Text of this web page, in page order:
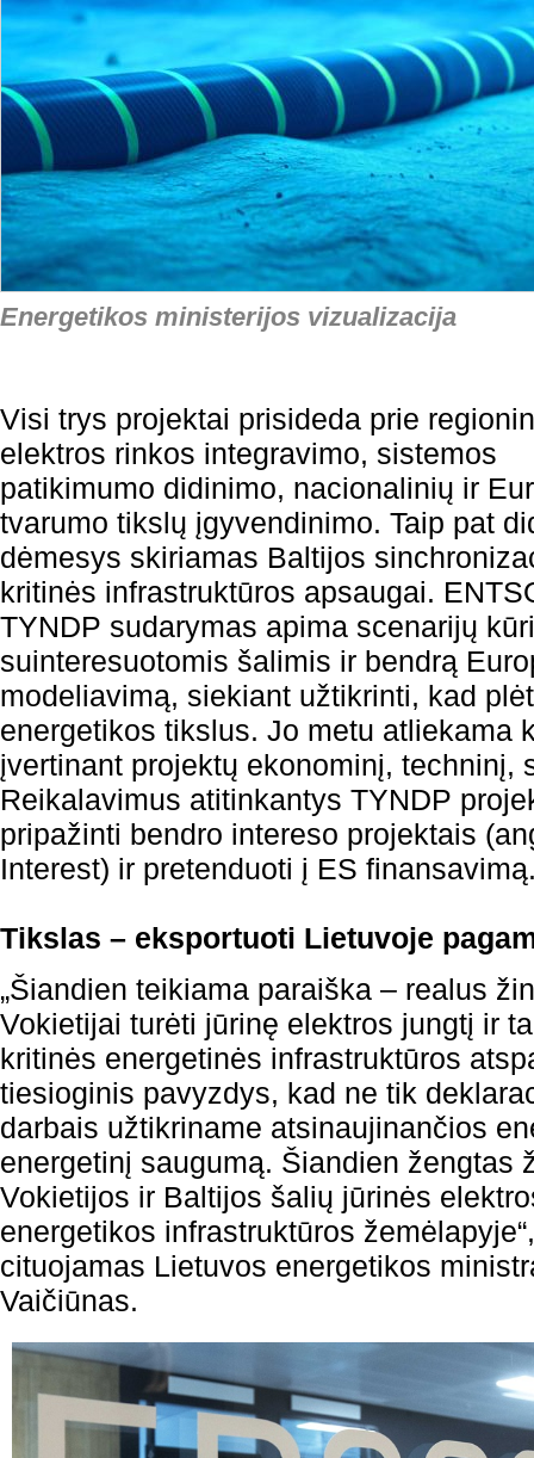
Energetikos ministerijos vizualizacija
Visi trys projektai prisideda prie
elektros rinkos integravimo, sistemos
patikimumo didinimo, nacionalinių ir
tvarumo tikslų įgyvendinimo. Taip pat
dėmesys skiriamas Baltijos
kritinės infrastruktūros apsaugai.
TYNDP sudarymas apima scenarijų
suinteresuotomis šalimis ir bendrą
modeliavimą, siekiant užtikrinti, kad
energetikos tikslus. Jo metu atliekama
įvertinant projektų ekonominį, techninį,
Reikalavimus atitinkantys TYNDP
pripažinti bendro intereso projektais
Interest) ir pretenduoti į ES
Tikslas – eksportuoti Lietuvoje
„Šiandien teikiama paraiška – realus
Vokietijai turėti jūrinę elektros jungtį ir
kritinės energetinės infrastruktūros
tiesioginis pavyzdys, kad ne tik
darbais užtikriname atsinaujinančios
energetinį saugumą. Šiandien žengtas
Vokietijos ir Baltijos šalių jūrinės
energetikos infrastruktūros
cituojamas Lietuvos energetikos
Vaičiūnas.